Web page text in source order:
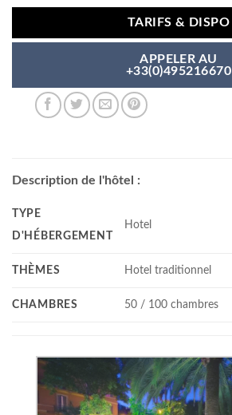
TARIFS & DISPO
APPELER AU
+33(0)495216670
Description de l'hôtel :
TYPE
D'HÉBERGEMENT
Hotel
THÈMES Hotel traditionnel
CHAMBRES 50 / 100 chambres